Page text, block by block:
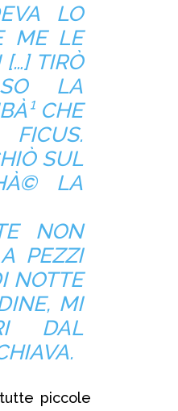
LO
ME LE
TIRÒ
LA
CHE
SUL
LA
NON
PEZZI
NOTTE
MI
DAL
piccole